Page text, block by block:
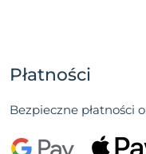
Płatności
Bezpieczne płatności